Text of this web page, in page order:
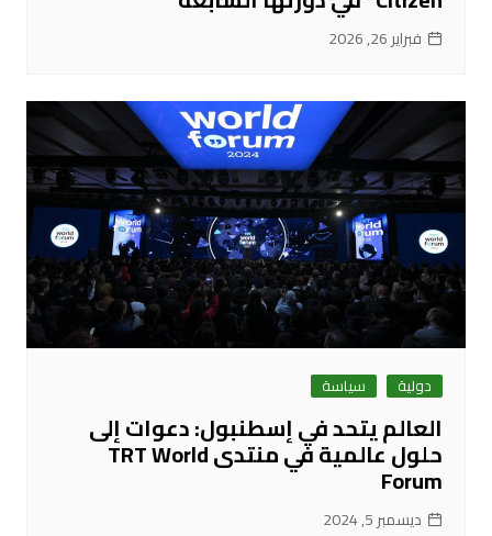
فبراير 26, 2026
دولية سياسة
العالم يتحد في إسطنبول: دعوات إلى
حلول عالمية في منتدى TRT World
Forum
ديسمبر 5, 2024